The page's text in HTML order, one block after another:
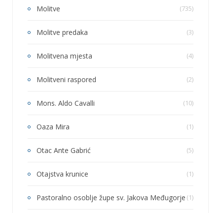
Molitve (735)
Molitve predaka (3)
Molitvena mjesta (4)
Molitveni raspored (2)
Mons. Aldo Cavalli (10)
Oaza Mira (1)
Otac Ante Gabrić (5)
Otajstva krunice (1)
Pastoralno osoblje župe sv. Jakova Međugorje (1)